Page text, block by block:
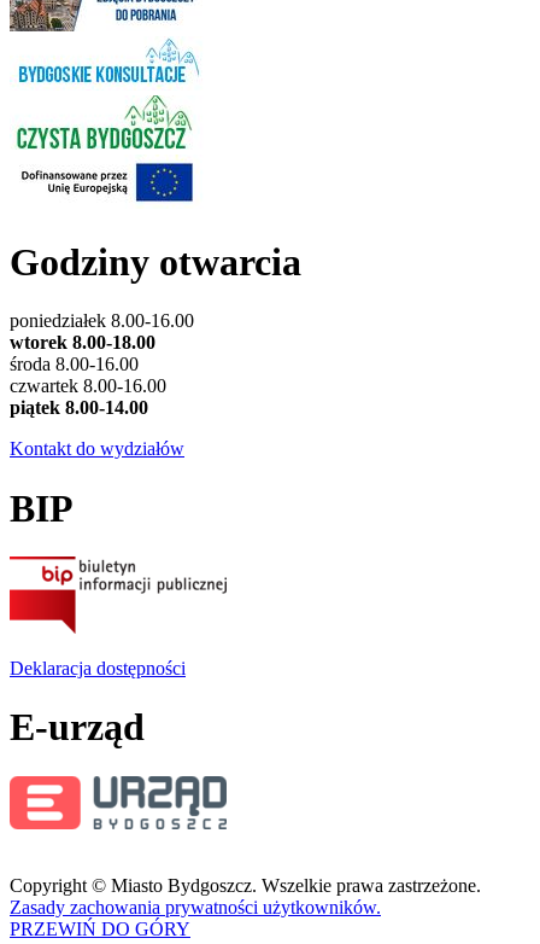
Godziny otwarcia
poniedziałek 8.00-16.00
wtorek 8.00-18.00
środa 8.00-16.00
czwartek 8.00-16.00
piątek 8.00-14.00
Kontakt do wydziałów
BIP
Deklaracja dostępności
E-urząd
Copyright © Miasto Bydgoszcz. Wszelkie prawa zastrzeżone.
Zasady zachowania prywatności użytkowników.
PRZEWIŃ DO GÓRY